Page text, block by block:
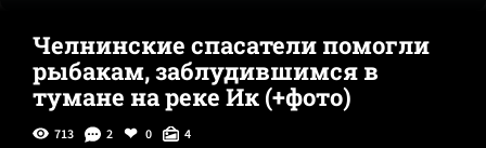
Челнинские спасатели помогли
рыбакам, заблудившимся в
тумане на реке Ик (+фото)
713 2 0 4